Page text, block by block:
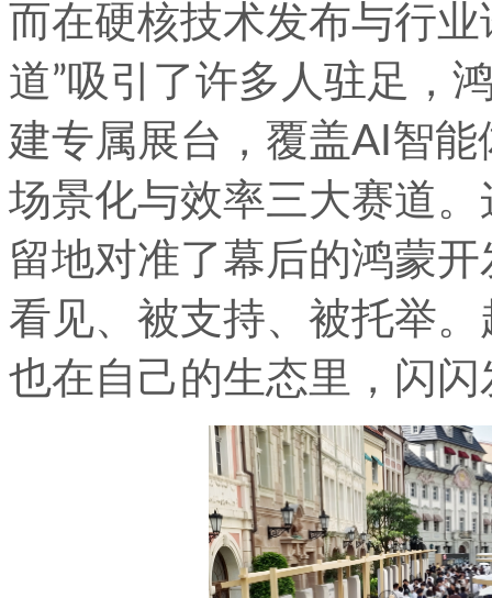
而在硬核技术发布与行
道”吸引了许多人驻足，
建专属展台，覆盖AI智
场景化与效率三大赛道
留地对准了幕后的鸿蒙
看见、被支持、被托举
也在自己的生态里，闪闪